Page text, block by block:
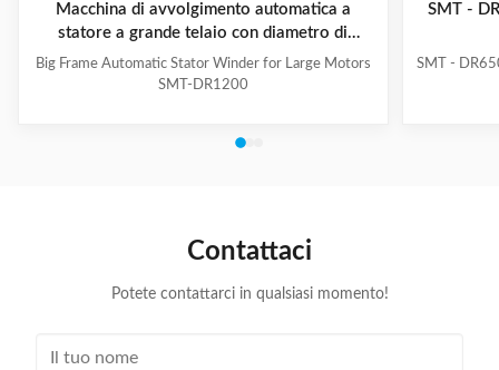
Macchina di avvolgimento automatica a
statore a grande telaio con diametro di
oscillazione ≤ 900 mm per motori di grandi
dimensioni
Big Frame Automatic Stator Winder for Large Motors
SMT-DR1200
SMT -
SMT -
Contattaci
Potete contattarci in qualsiasi momento!